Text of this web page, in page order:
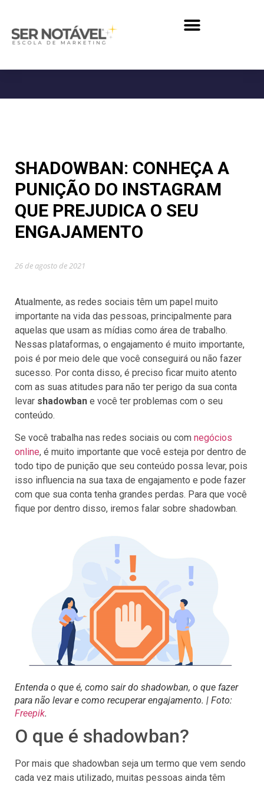
SHADOWBAN: CONHEÇA A
PUNIÇÃO DO INSTAGRAM
QUE PREJUDICA O SEU
ENGAJAMENTO
26 de agosto de 2021
Atualmente, as redes sociais têm um papel muito
importante na vida das pessoas, principalmente para
aquelas que usam as mídias como área de trabalho.
Nessas plataformas, o engajamento é muito importante,
pois é por meio dele que você conseguirá ou não fazer
sucesso. Por conta disso, é preciso ficar muito atento
com as suas atitudes para não ter perigo da sua conta
levar shadowban e você ter problemas com o seu
conteúdo.
Se você trabalha nas redes sociais ou com negócios
online, é muito importante que você esteja por dentro de
todo tipo de punição que seu conteúdo possa levar, pois
isso influencia na sua taxa de engajamento e pode fazer
com que sua conta tenha grandes perdas. Para que você
fique por dentro disso, iremos falar sobre shadowban.
Entenda o que é, como sair do shadowban, o que fazer
para não levar e como recuperar engajamento. | Foto:
Freepik.
O que é shadowban?
Por mais que shadowban seja um termo que vem sendo
cada vez mais utilizado, muitas pessoas ainda têm